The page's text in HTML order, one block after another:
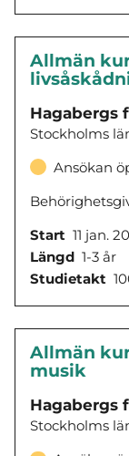
Allmän
Hagabergs
Stockholms
Ansökan
Start 11 jan.
Längd 1-3 år
Studietakt
Allmän
musik
Hagabergs
Stockholms